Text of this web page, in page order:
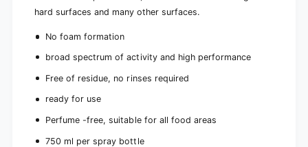
)
hard surfaces and many other surfaces.
No foam formation
broad spectrum of activity and high performance
Free of residue, no rinses required
ready for use
Perfume -free, suitable for all food areas
750 ml per spray bottle